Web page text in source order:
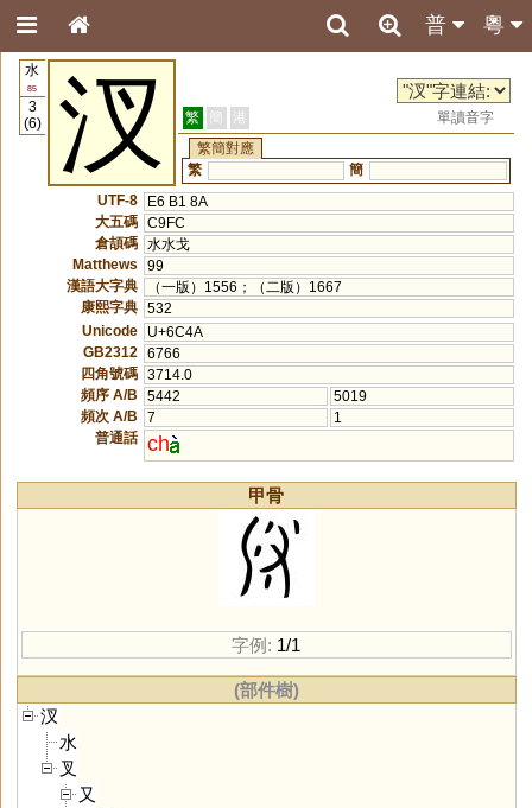
粵
普
水
85
3
(6)
汊 繁 簡 港
單讀音字
繁簡對應
繁
簡
UTF-8
E6 B1 8A
大五碼 C9FC
倉頡碼 水水戈
Matthews
99
漢語大字典
（一版）1556；（二版）1667
康熙字典 532
Unicode
U+6C4A
GB2312
6766
四角號碼 3714.0
頻序 A/B
5442
5019
頻次 A/B
7
1
普通話 ch
甲骨
字例: 1/1
(部件樹)
汊
水
叉
又